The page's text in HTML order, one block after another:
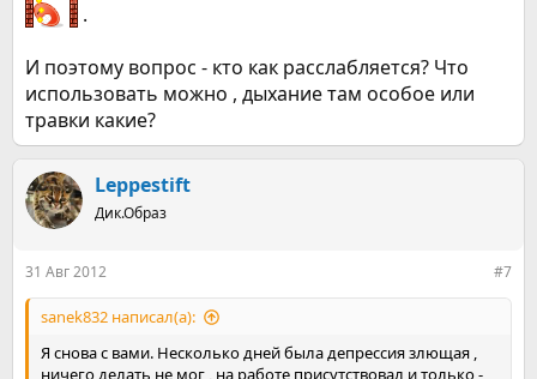
.
И поэтому вопрос - кто как расслабляется? Что
использовать можно , дыхание там особое или
травки какие?
Leppestift
Дик.Образ
31 Авг 2012 #7
sanek832 написал(а):
Я снова с вами. Несколько дней была депрессия злющая ,
ничего делать не мог , на работе присутствовал и только -